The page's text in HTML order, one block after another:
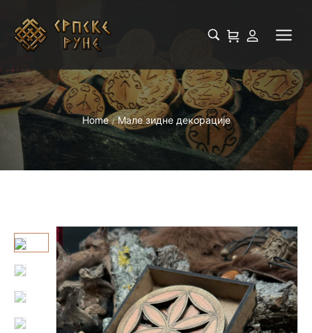
Home / Мале зидне декорације